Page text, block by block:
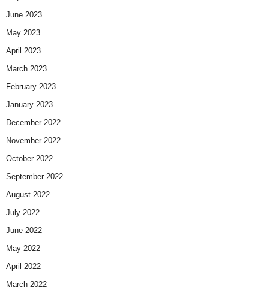
June 2023
May 2023
April 2023
March 2023
February 2023
January 2023
December 2022
November 2022
October 2022
September 2022
August 2022
July 2022
June 2022
May 2022
April 2022
March 2022